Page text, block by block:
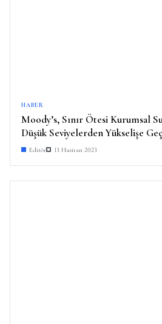
HABER
Moody’s, Sınır Ötesi Kurumsal
Düşük Seviyelerden Yükselişe
Editör 13 Haziran 2023